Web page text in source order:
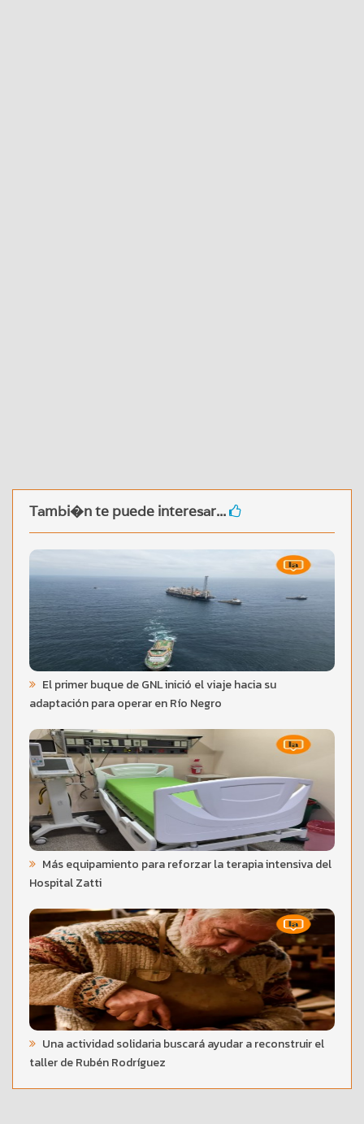
Tambi�n te puede interesar...
El primer buque de GNL inició el viaje hacia su
adaptación para operar en Río Negro
Más equipamiento para reforzar la terapia intensiva del
Hospital Zatti
Una actividad solidaria buscará ayudar a reconstruir el
taller de Rubén Rodríguez